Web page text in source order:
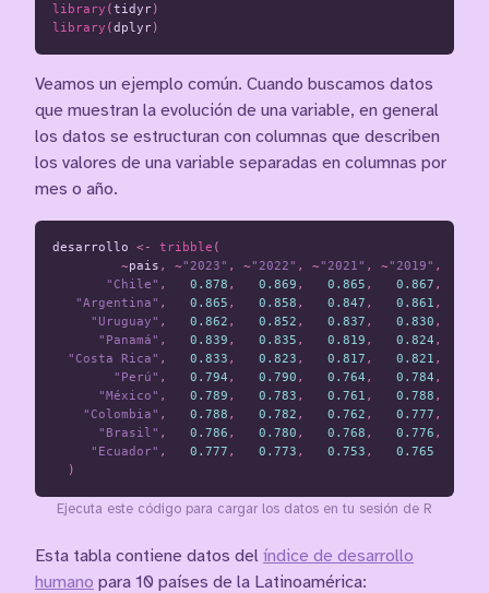
library (tidyr)
library (dplyr)
Veamos un ejemplo común. Cuando buscamos datos
que muestran la evolución de una variable, en general
los datos se estructuran con columnas que describen
los valores de una variable separadas en columnas por
mes o año.
desarrollo <- tribble (
~pais , ~"2023" , ~"2022" , ~"2021" , ~"2019" ,
"Chile" , 0.878 , 0.869 , 0.865 , 0.867 ,
"Argentina" , 0.865 , 0.858 , 0.847 , 0.861 ,
"Uruguay" , 0.862 , 0.852 , 0.837 , 0.830 ,
"Panamá" , 0.839 , 0.835 , 0.819 , 0.824 ,
"Costa Rica" , 0.833 , 0.823 , 0.817 , 0.821 ,
"Perú" , 0.794 , 0.790 , 0.764 , 0.784 ,
"México" , 0.789 , 0.783 , 0.761 , 0.788 ,
"Colombia" , 0.788 , 0.782 , 0.762 , 0.777 ,
"Brasil" , 0.786 , 0.780 , 0.768 , 0.776 ,
"Ecuador" , 0.777 , 0.773 , 0.753 ,
0.765
)
Ejecuta este código para cargar los datos en tu sesión de R
Esta tabla contiene datos del índice de desarrollo
humano para 10 países de la Latinoamérica: